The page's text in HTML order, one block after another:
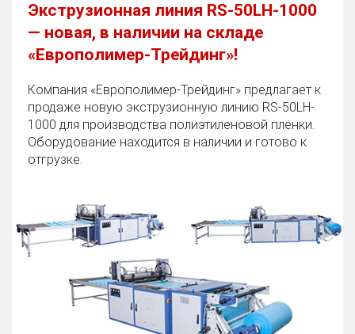
Экструзионная линия RS-50LH-1000
— новая, в наличии на складе
«Европолимер-Трейдинг»!
Компания «Европолимер-Трейдинг» предлагает к
продаже новую экструзионную линию RS-50LH-
1000 для производства полиэтиленовой пленки.
Оборудование находится в наличии и готово к
отгрузке.